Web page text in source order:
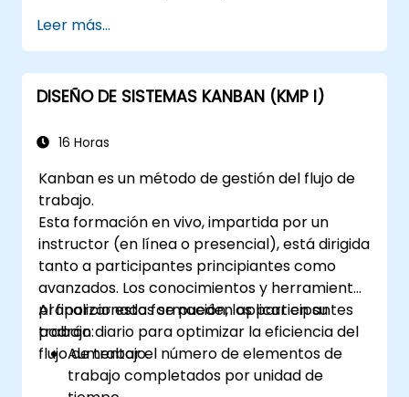
Leer más...
DISEÑO DE SISTEMAS KANBAN (KMP I)
16 Horas
Kanban es un método de gestión del flujo de
trabajo.
Esta formación en vivo, impartida por un
instructor (en línea o presencial), está dirigida
tanto a participantes principiantes como
avanzados. Los conocimientos y herramientas
proporcionados se pueden aplicar en su
trabajo diario para optimizar la eficiencia del
flujo de trabajo.
Al finalizar esta formación, los participantes
podrán:
Aumentar el número de elementos de
trabajo completados por unidad de